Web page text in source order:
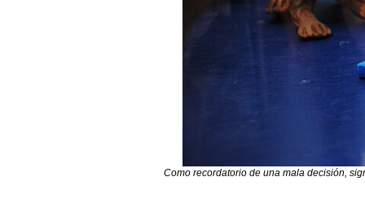
Como recordatorio de una mala decisión,